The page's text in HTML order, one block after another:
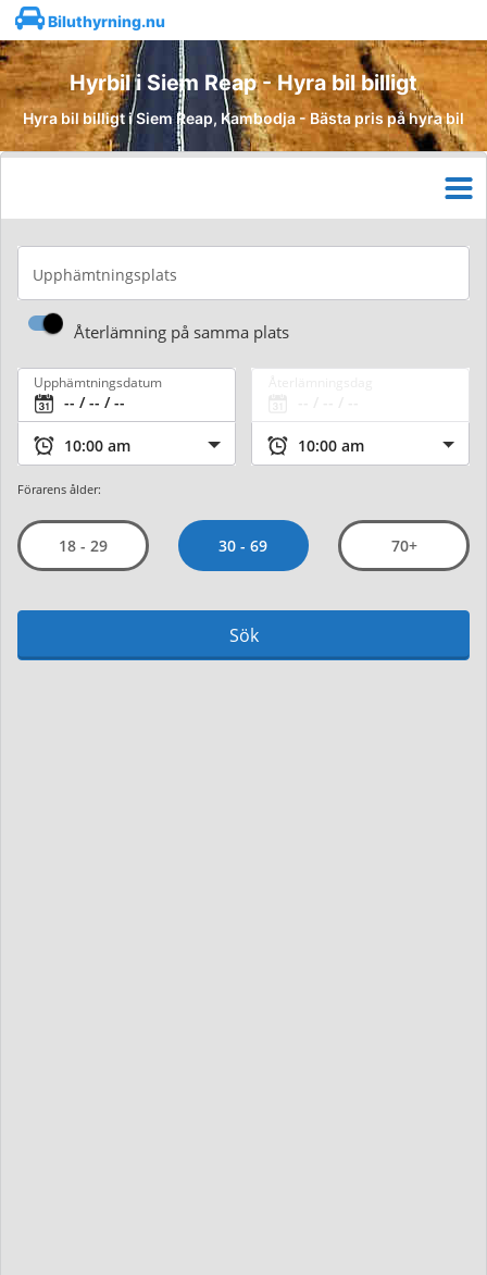
Biluthyrning.nu
Hyrbil i Siem Reap - Hyra bil billigt
Hyra bil billigt i Siem Reap, Kambodja - Bästa pris på hyra bil
Upphämtningsplats
Återlämning på samma plats
Upphämtningsdatum
Förarens ålder:
18 - 29 30 - 69 70+
Sök